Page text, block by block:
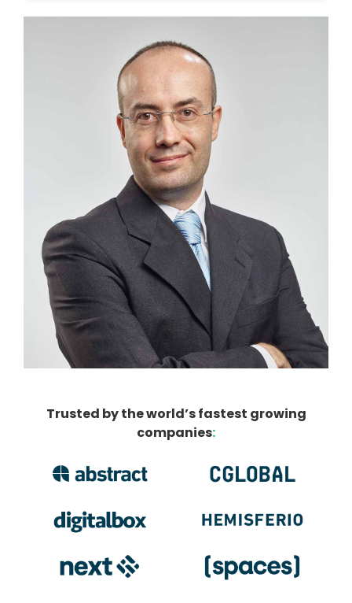
Trusted by the world’s fastest growing
companies: